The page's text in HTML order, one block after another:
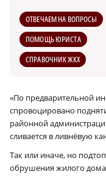
ОТВЕЧАЕМ НА ВОПРОСЫ
ПОМОЩЬ ЮРИСТА
СПРАВОЧНИК ЖКХ
«По предварительной
спровоцировано
районной
сливается в ливнёвую
Так или иначе, но
обрушения жилого